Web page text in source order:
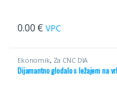
0.00 € VPC
Ekonomik, Za CNC DIA
Dijamantno glodalo s ležajem na